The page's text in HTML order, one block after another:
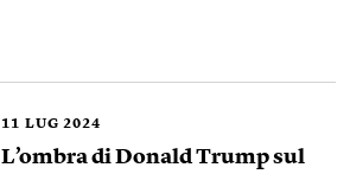
11 LUG 2024
L’ombra di Donald Trump sul